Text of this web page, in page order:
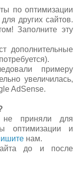
по оптимизации
других сайтов.
Заполните эту
дополнительные
примеру
увеличилась,
AdSense.
приняли для
оптимизации и
нам.
до и после